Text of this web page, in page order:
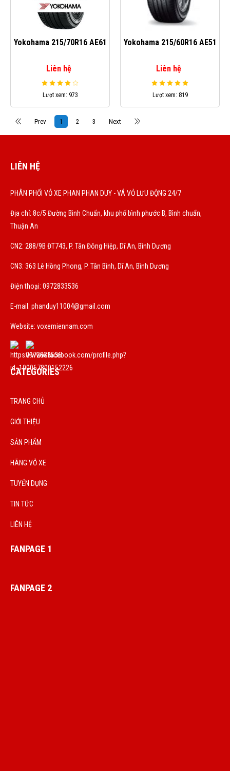
Yokohama 215/70R16 AE61
Liên hệ
Lượt xem: 973
Yokohama 215/60R16 AE51
Liên hệ
Lượt xem: 819
Prev 1 2 3 Next
LIÊN HỆ
PHÂN PHỐI VỎ XE PHAN PHAN DUY - VÁ VỎ LƯU ĐỘNG 24/7
Địa chỉ: 8c/5 Đường Bình Chuẩn, khu phố bình phước B, Bình chuẩn,
Thuận An
CN2: 288/9B ĐT743, P. Tân Đông Hiệp, Dĩ An, Bình Dương
CN3: 363 Lê Hồng Phong, P. Tân Bình, Dĩ An, Bình Dương
Điện thoại: 0972833536
E-mail: phanduy11004@gmail.com
Website: voxemiennam.com
CATEGORIES
TRANG CHỦ
GIỚI THIỆU
SẢN PHẨM
HÃNG VỎ XE
TUYỂN DỤNG
TIN TỨC
LIÊN HỆ
FANPAGE 1
FANPAGE 2